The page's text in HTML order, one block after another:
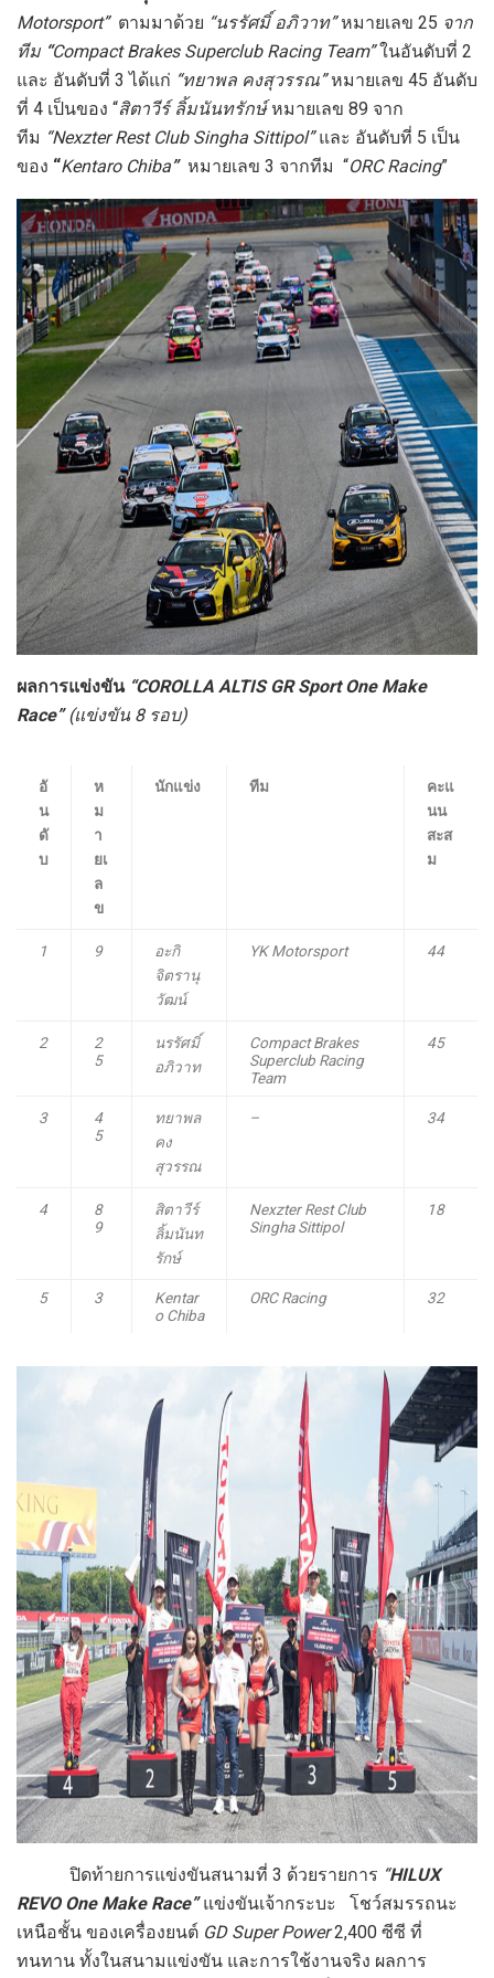
Motorsport” ตามมาด้วย “นรรัศมิ์ อภิวาท” หมายเลข 25 จาก
ทีม “Compact Brakes Superclub Racing Team” ในอันดับที่ 2
และ อันดับที่ 3 ได้แก่ “ทยาพล คงสุวรรณ” หมายเลข 45 อันดับ
ที่ 4 เป็นของ “สิตาวีร์ ลิ้มนันทรักษ์หมายเลข 89 จาก
ทีม “Nexzter Rest Club Singha Sittipol”และ อันดับที่ 5 เป็น
ของ “Kentaro Chiba” หมายเลข 3 จากทีม “ORC Racing”
ผลการแข่งขัน “COROLLA ALTIS GR Sport One Make
Race”(แข่งขัน 8 รอบ)
อั
น
ดั
บ
ห
ม
า
ยเ
ล
ข
นักแข่ง ทีม
คะแ
นน
สะส
ม
1 9
อะกิ
จิตรานุ
วัฒน์
YK Motorsport 44
2
2
5
นรรัศมิ์
อภิวาท
Compact Brakes
Superclub Racing
Team
45
3
4
5
ทยาพล
คง
สุวรรณ
– 34
4
8
9
สิตาวีร์
ลิ้มนันท
รักษ์
Nexzter Rest Club
Singha Sittipol
18
5 3
Kentar
o Chiba
ORC Racing 32
ปิดท้ายการแข่งขันสนามที่ 3 ด้วยรายการ “HILUX
REVO One Make Race” แข่งขันเจ้ากระบะ โชว์สมรรถนะ
เหนือชั้น ของเครื่องยนต์ GD Super Power 2,400 ซีซี ที่
ทนทาน ทั้งในสนามแข่งขัน และการใช้งานจริง ผลการ